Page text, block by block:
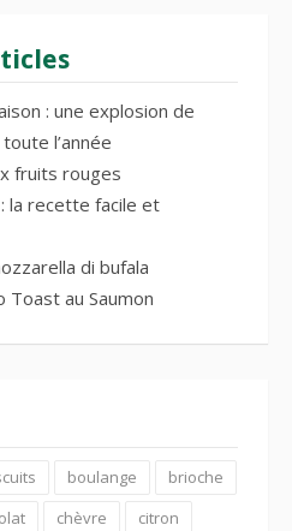
: une explosion de
l’année
fruits rouges
la recette facile et
di bufala
Toast au Saumon
boulange
brioche
chèvre
citron